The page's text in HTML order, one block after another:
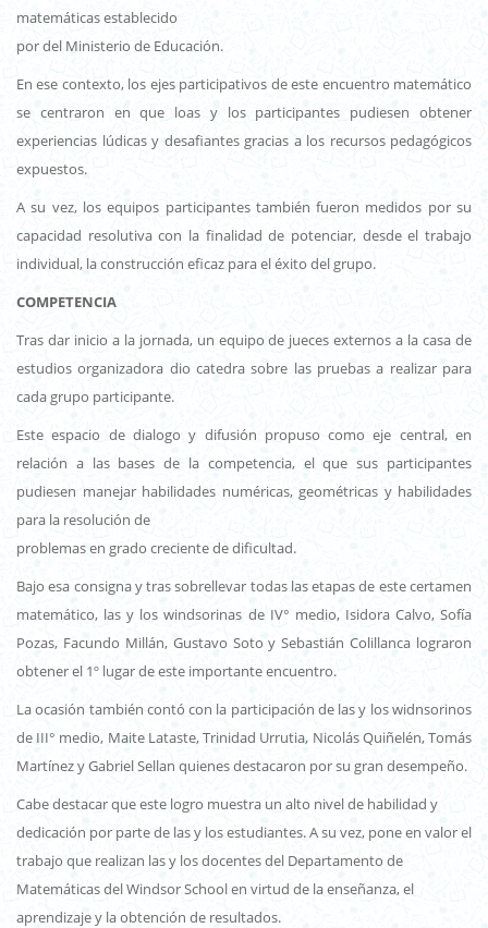
matemáticas establecido
por del Ministerio de Educación.
En ese contexto, los ejes participativos de este encuentro matemático
se centraron en que loas y los participantes pudiesen obtener
experiencias lúdicas y desafiantes gracias a los recursos pedagógicos
expuestos.
A su vez, los equipos participantes también fueron medidos por su
capacidad resolutiva con la finalidad de potenciar, desde el trabajo
individual, la construcción eficaz para el éxito del grupo.
COMPETENCIA
Tras dar inicio a la jornada, un equipo de jueces externos a la casa de
estudios organizadora dio catedra sobre las pruebas a realizar para
cada grupo participante.
Este espacio de dialogo y difusión propuso como eje central, en
relación a las bases de la competencia, el que sus participantes
pudiesen manejar habilidades numéricas, geométricas y habilidades
para la resolución de
problemas en grado creciente de dificultad.
Bajo esa consigna y tras sobrellevar todas las etapas de este certamen
matemático, las y los windsorinas de IV° medio, Isidora Calvo, Sofía
Pozas, Facundo Millán, Gustavo Soto y Sebastián Colillanca lograron
obtener el 1º lugar de este importante encuentro.
La ocasión también contó con la participación de las y los widnsorinos
de III° medio, Maite Lataste, Trinidad Urrutia, Nicolás Quiñelén, Tomás
Martínez y Gabriel Sellan quienes destacaron por su gran desempeño.
Cabe destacar que este logro muestra un alto nivel de habilidad y
dedicación por parte de las y los estudiantes. A su vez, pone en valor el
trabajo que realizan las y los docentes del Departamento de
Matemáticas del Windsor School en virtud de la enseñanza, el
aprendizaje y la obtención de resultados.